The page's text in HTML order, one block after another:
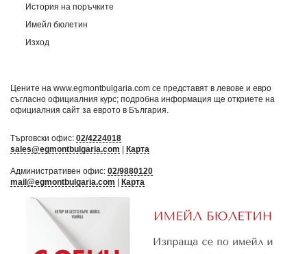
История на поръчките
Имейл бюлетин
Изход
Цените на www.egmontbulgaria.com се представят в левове и евро
съгласно официалния курс; подробна информация ще откриете на
официалния сайт за еврото в България
Търговски офис: 02/4224018
sales@egmontbulgaria.com | Карта
Административен офис: 02/9880120
mail@egmontbulgaria.com | Карта